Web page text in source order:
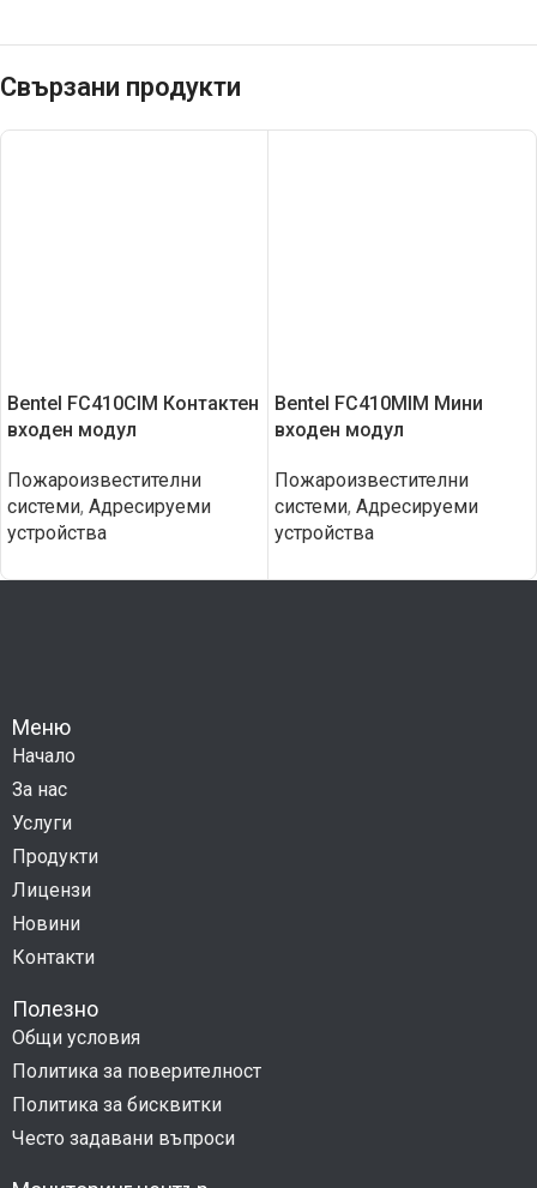
Свързани продукти
Bentel FC410CIM Контактен
входен модул
Пожароизвестителни
системи, Адресируеми
устройства
Bentel FC410MIM Мини
входен модул
Пожароизвестителни
системи, Адресируеми
устройства
Меню
Начало
За нас
Услуги
Продукти
Лицензи
Новини
Контакти
Полезно
Общи условия
Политика за поверителност
Политика за бисквитки
Често задавани въпроси